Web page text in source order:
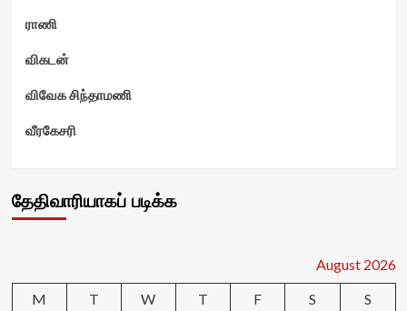
ராணி
விகடன்
விவேக சிந்தாமணி
வீரகேசரி
தேதிவாரியாகப் படிக்க
August 2026
M
T W T F S
S